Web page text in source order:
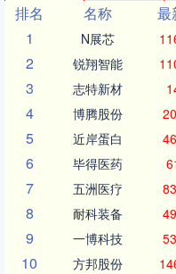
排名
名称 最
1
N展芯
2 锐翔智能
3 志特新材
4 博腾股份
5 近岸蛋白
6 毕得医药
7 五洲医疗
8 耐科装备
9 一博科技
10 方邦股份